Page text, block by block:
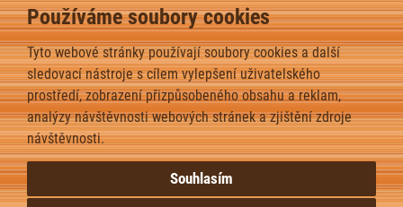
Používáme soubory cookies
Tyto webové stránky používají soubory cookies a další
sledovací nástroje s cílem vylepšení uživatelského
prostředí, zobrazení přizpůsobeného obsahu a reklam,
analýzy návštěvnosti webových stránek a zjištění zdroje
návštěvnosti.
Souhlasím
Na co nezapomenout při údržbě střechy
Jak se starat o střešní okna, aby nám dělala jen radost?
Je možné měnit standardy sanity ?
Jak se správně starat o dřevěnou terasu? Záleží i na jejím umístění
Teplovodní topení
Vytápění
Teplovodní topení
Vytápění